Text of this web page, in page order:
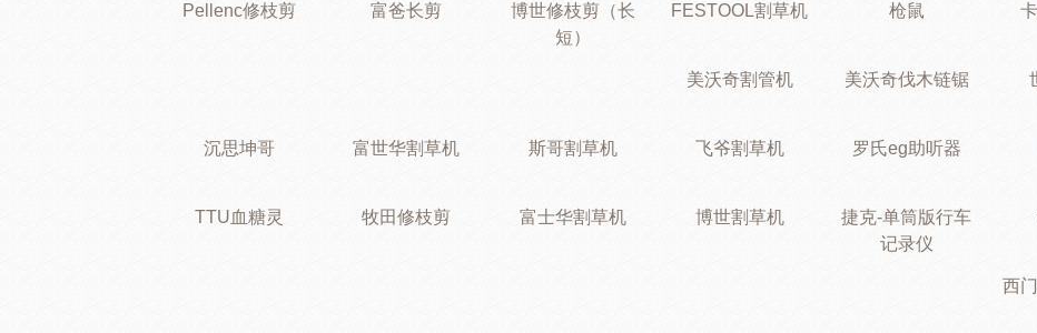
Pellenc修枝剪 富爸长剪
博世修枝剪（长
短）
FESTOOL割草机 枪鼠
美沃奇割管机 美沃奇伐木链锯
沉思坤哥 富世华割草机 斯哥割草机 飞爷割草机 罗氏eg助听器
TTU血糖灵 牧田修枝剪 富士华割草机 博世割草机
捷克-单筒版行车
记录仪
西